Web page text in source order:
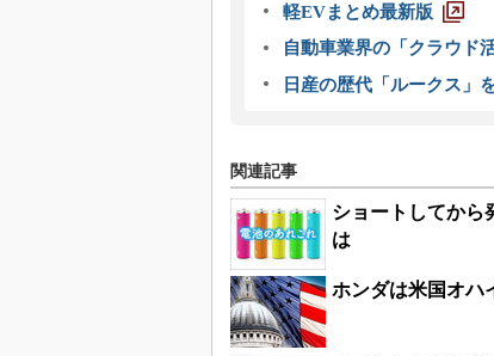
軽EVまとめ最新版
自動車業界の「クラウド
日産の歴代「ルークス」
関連記事
ショートしてから
は
ホンダは米国オハ